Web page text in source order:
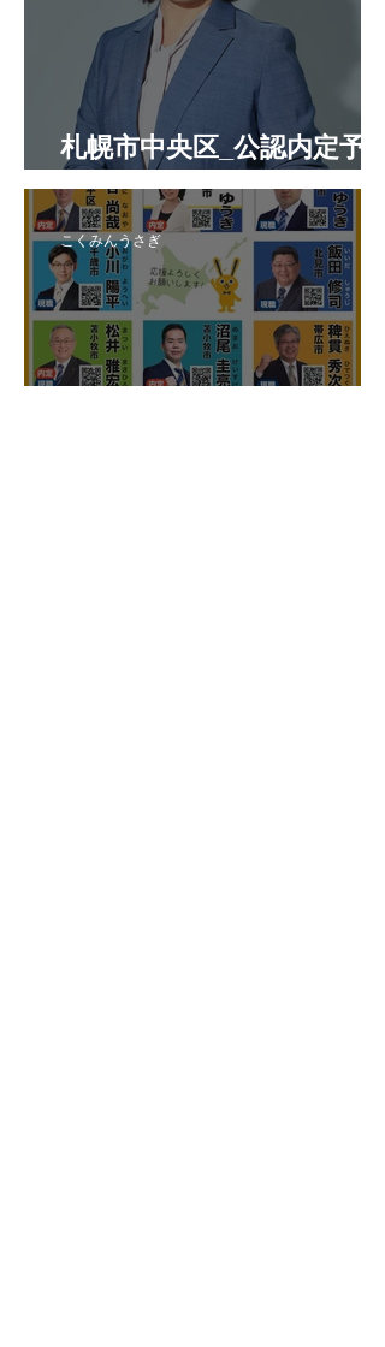
札幌市中央区_公認内定予定
候補者
こくみんうさぎ